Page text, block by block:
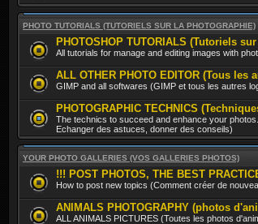
PHOTO TUTORIALS (TUTORIELS SUR LA PHOTOGRAPHIE)
PHOTOSHOP TUTORIALS (Tutoriels
All tutorials for manage and editing images with
ALL OTHER PHOTO EDITOR (Tous
GIMP and all softwares (GIMP et tous les autres
PHOTOGRAPHIC TECHNICS
The technics to succeed and enhance your
Echanger des astuces, donner des conseils)
YOUR PHOTO GALLERIES (VOS GALLERIES PHOTOS)
!!! POST PHOTOS, THE BEST
How to post new topics (Comment créer de
ANIMALS PHOTOGRAPHY (photos
ALL ANIMALS PICTURES (Toutes les photos